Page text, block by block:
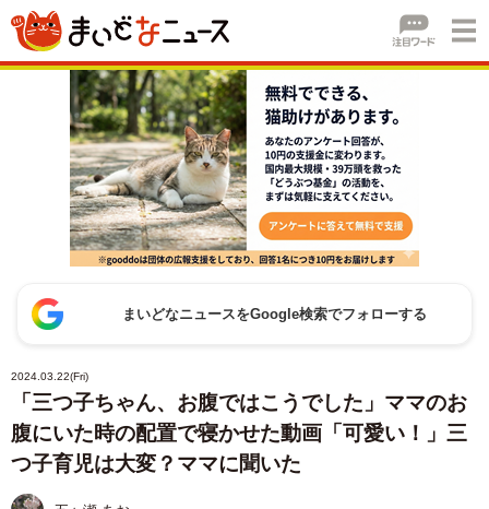
まいどなニュースをGoogle検索でフォローする
2024.03.22(Fri)
「三つ子ちゃん、お腹ではこうでした」ママのお
腹にいた時の配置で寝かせた動画「可愛い！」三
つ子育児は大変？ママに聞いた